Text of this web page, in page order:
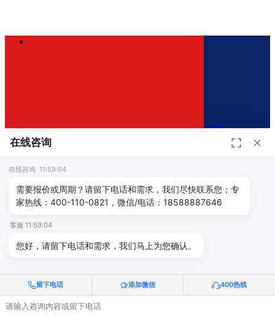
400-110-0821
客服
免费咨询方案
在线咨询
在线咨询 11:59:04
需要报价或周期？请留下电话和需求，我们尽快联系您；专
家热线：400-110-0821，微信/电话：18588887646
客服 11:59:04
您好，请留下电话和需求，我们马上为您确认。
留下电话 添加微信 400热线